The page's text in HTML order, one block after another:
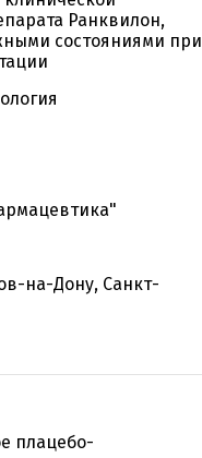
Ранквилон,
состояниями при
на-Дону, Санкт-
плацебо-